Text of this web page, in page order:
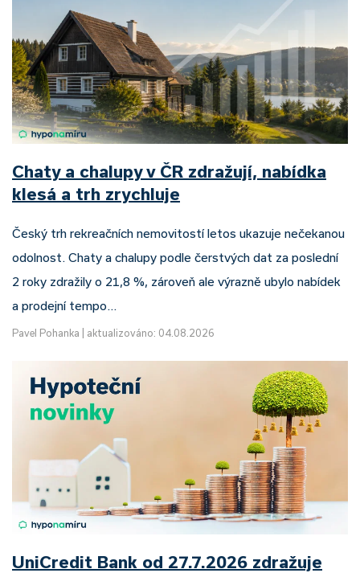
Chaty a chalupy v ČR zdražují, nabídka
klesá a trh zrychluje
Český trh rekreačních nemovitostí letos ukazuje nečekanou
odolnost. Chaty a chalupy podle čerstvých dat za poslední
2 roky zdražily o 21,8 %, zároveň ale výrazně ubylo nabídek
a prodejní tempo…
Pavel Pohanka aktualizováno: 04.08.2026
UniCredit Bank od 27.7.2026 zdražuje